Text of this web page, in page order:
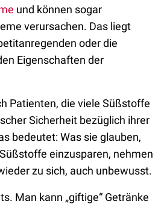
und können sogar
verursachen. Das liegt
oder die
Eigenschaften der
Patienten, die viele Süßstoffe
Sicherheit bezüglich ihrer
bedeutet: Was sie glauben,
einzusparen, nehmen
zu sich, auch unbewusst.
Man kann „giftige“ Getränke